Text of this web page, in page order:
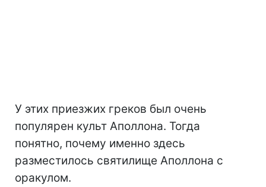
У этих приезжих греков был очень
популярен культ Аполлона. Тогда
понятно, почему именно здесь
разместилось святилище Аполлона с
оракулом.